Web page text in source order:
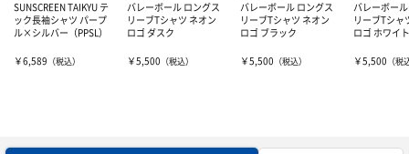
レディース
トレーニングウェアー
SUNSCREEN TAIKYU テ
ック長袖シャツ パープ
ル×シルバー（PPSL）
￥6,589 （税込）
バレーボール ロングス
リーブTシャツ ネオン
ロゴ ダスク
￥5,500 （税込）
バレーボール ロングス
リーブTシャツ ネオン
ロゴ ブラック
￥5,500 （税込）
バレーボー
リーブTシャ
ロゴ ホワイト
￥5,500 （税